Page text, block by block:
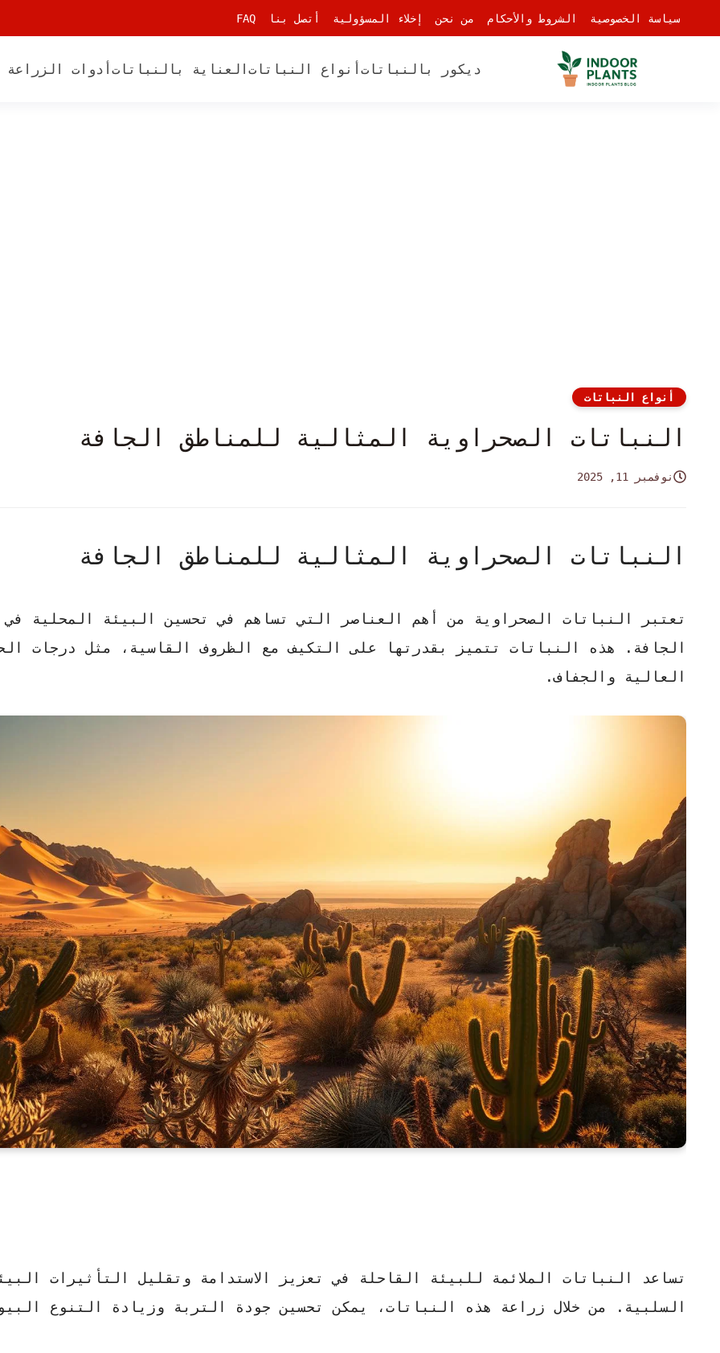
سياسة الخصوصية
الشروط والأحكام من نحن إخلاء المسؤولية أتصل بنا FAQ
ديكور بالنباتات أنواع النباتات العناية بالنباتات أدوات الزراعة
أنواع النباتات
النباتات الصحراوية المثالية للمناطق الجافة
نوفمبر 11, 2025
النباتات الصحراوية المثالية للمناطق الجافة
تعتبر النباتات الصحراوية من أهم العناصر التي تساهم في تحسين البيئة المحلية في
الجافة. هذه النباتات تتميز بقدرتها على التكيف مع الظروف القاسية، مثل درجات
العالية والجفاف.
تساعد النباتات الملائمة للبيئة القاحلة في تعزيز الاستدامة وتقليل التأثيرات
السلبية. من خلال زراعة هذه النباتات، يمكن تحسين جودة التربة وزيادة التنوع